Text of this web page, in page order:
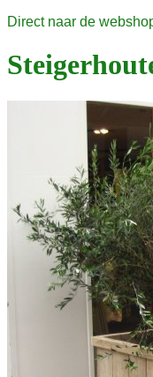
Direct naar de